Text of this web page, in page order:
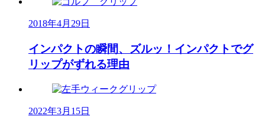
2018年4月29日
インパクトの瞬間、ズルッ！インパクトでグ
リップがずれる理由
2022年3月15日